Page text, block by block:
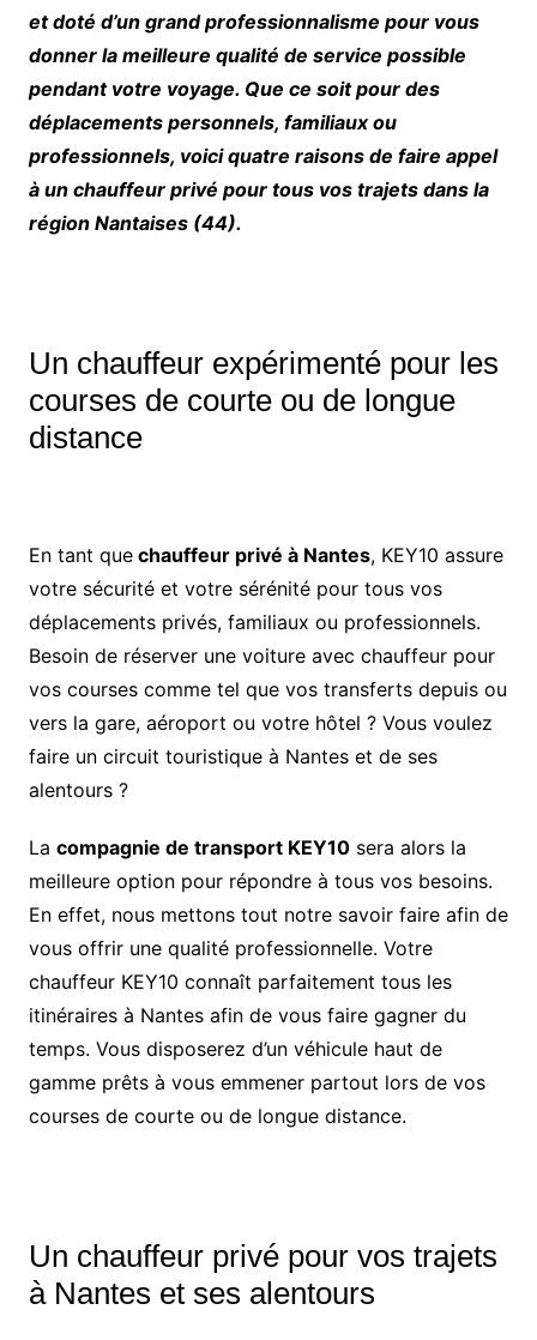
et doté d’un grand professionnalisme pour vous
donner la meilleure qualité de service possible
pendant votre voyage. Que ce soit pour des
déplacements personnels, familiaux ou
professionnels, voici quatre raisons de faire appel
à un chauffeur privé pour tous vos trajets dans la
région Nantaises (44).
Un chauffeur expérimenté pour les
courses de courte ou de longue
distance
En tant quechauffeur privé à Nantes, KEY10 assure
votre sécurité et votre sérénité pour tous vos
déplacements privés, familiaux ou professionnels.
Besoin de réserver une voiture avec chauffeur pour
vos courses comme tel que vos transferts depuis ou
vers la gare, aéroport ou votre hôtel ? Vous voulez
faire un circuit touristique à Nantes et de ses
alentours ?
La compagnie de transport KEY10sera alors la
meilleure option pour répondre à tous vos besoins.
En effet, nous mettons tout notre savoir faire afin de
vous offrir une qualité professionnelle. Votre
chauffeur KEY10 connaît parfaitement tous les
itinéraires à Nantes afin de vous faire gagner du
temps. Vous disposerez d’un véhicule haut de
gamme prêts à vous emmener partout lors de vos
courses de courte ou de longue distance.
Un chauffeur privé pour vos trajets
à Nantes et ses alentours